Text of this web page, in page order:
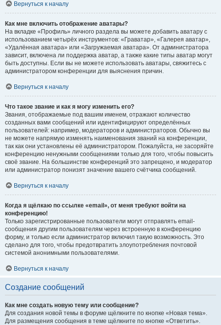
Вернуться к началу
Как мне включить отображение аватары?
На вкладке «Профиль» личного раздела вы можете добавить аватару с
использованием четырёх инструментов: «Граватар», «Галерея аватар»,
«Удалённая аватара» или «Загружаемая аватара». От администратора
зависит, включена ли поддержка аватар, а также какие типы аватар могут
быть доступны. Если вы не можете использовать аватары, свяжитесь с
администратором конференции для выяснения причин.
Вернуться к началу
Что такое звание и как я могу изменить его?
Звания, отображаемые под вашим именем, отражают количество
созданных вами сообщений или идентифицируют определённых
пользователей: например, модераторов и администраторов. Обычно вы
не можете напрямую изменять наименования званий на конференции,
так как они установлены её администратором. Пожалуйста, не засоряйте
конференцию ненужными сообщениями только для того, чтобы повысить
своё звание. На большинстве конференций это запрещено, и модератор
или администратор понизят значение вашего счётчика сообщений.
Вернуться к началу
Когда я щёлкаю по ссылке «email», от меня требуют войти на
конференцию!
Только зарегистрированные пользователи могут отправлять email-
сообщения другим пользователям через встроенную в конференцию
форму, и только если администратор включил такую возможность. Это
сделано для того, чтобы предотвратить злоупотребления почтовой
системой анонимными пользователями.
Вернуться к началу
Создание сообщений
Как мне создать новую тему или сообщение?
Для создания новой темы в форуме щёлкните по кнопке «Новая тема».
Для размещения сообщения в теме щёлкните по кнопке «Ответить».